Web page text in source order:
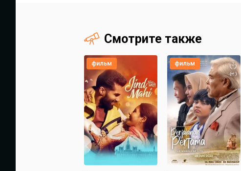
Смотрите также
фильм фильм